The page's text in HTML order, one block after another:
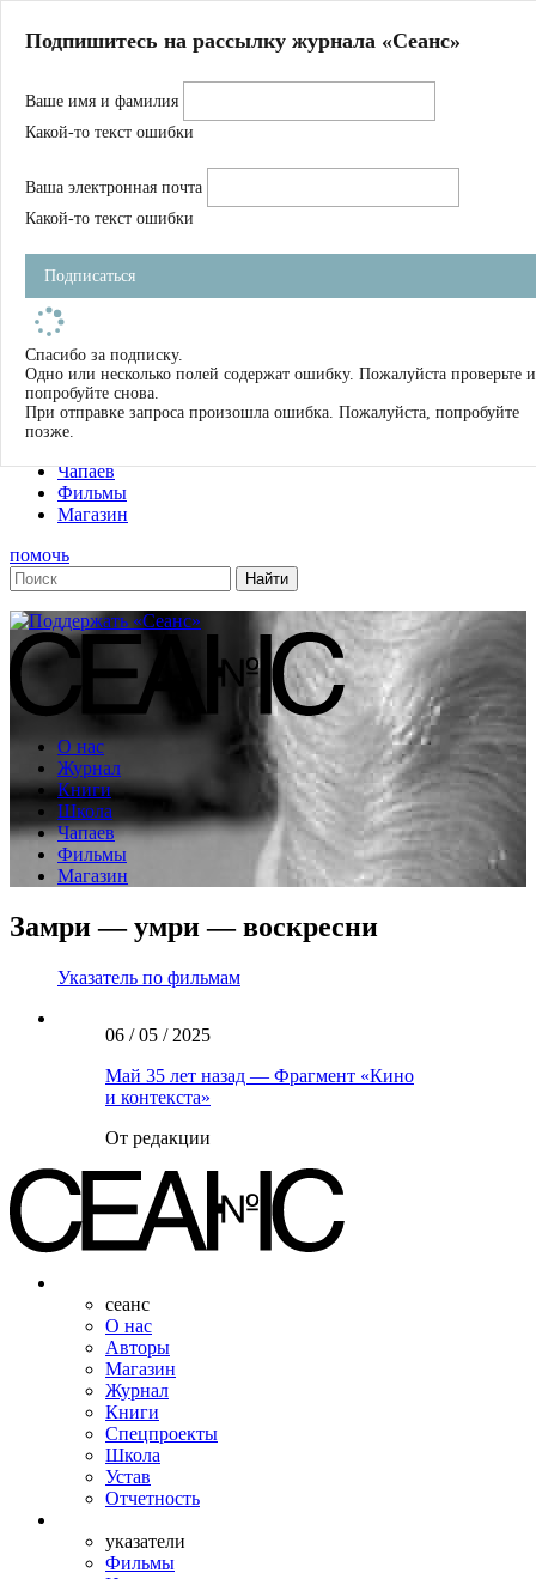
Магазин
Журнал
Школа
Устав
Фильмы
Имена
Тэги
О нас
Журнал
Книги
Чапаев
Фильмы
Магазин
помочь
О нас
Журнал
Книги
Школа
Чапаев
Фильмы
Магазин
Замри — умри — воскресни
Указатель по фильмам
06 / 05 / 2025
Май 35 лет назад — Фрагмент «Кино
и контекста»
От редакции
сеанс
О нас
Авторы
Магазин
Журнал
Книги
Спецпроекты
Школа
Устав
Отчетность
указатели
Фильмы
Подпишитесь на рассылку журнала «Сеанс»
Ваше имя и фамилия
Какой-то текст ошибки
Ваша электронная почта
Какой-то текст ошибки
Подписаться
Спасибо за подписку.
Одно или несколько полей содержат ошибку. Пожалуйста проверьте и
попробуйте снова.
При отправке запроса произошла ошибка. Пожалуйста, попробуйте
позже.